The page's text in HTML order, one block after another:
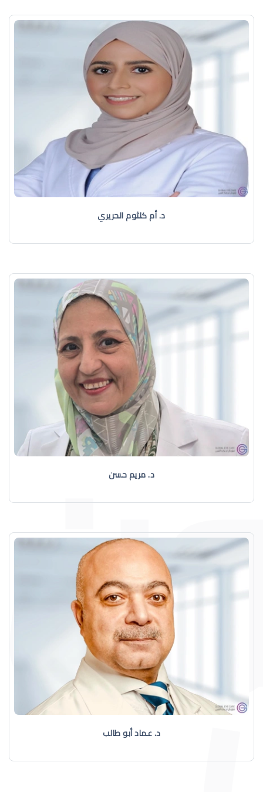
د. أم كلثوم الحريري
د. مريم حسن
د. عماد أبو طالب